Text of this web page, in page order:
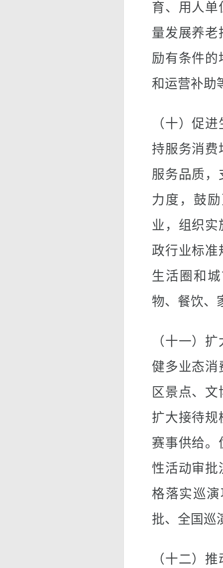
育、用人单
量发展养老
励有条件的
和运营补助
（十）促
持服务消费
服务品质，
力度，鼓
业，组织
政行业标准
生活圈和
物、餐饮、
（十一）
健多业态消
区景点、
扩大接待规
赛事供给。
性活动审批
格落实巡
批、全国巡
（十二）